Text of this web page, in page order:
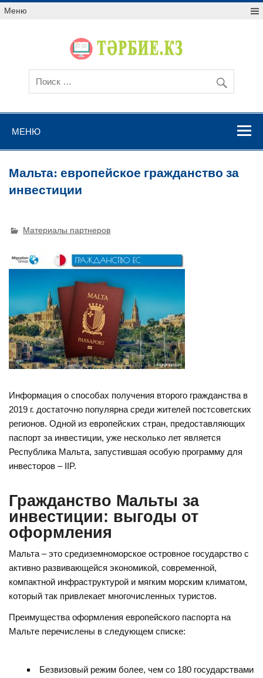
Меню
МЕНЮ
Мальта: европейское гражданство за
инвестиции
Материалы партнеров
Информация о способах получения второго гражданства в
2019 г. достаточно популярна среди жителей постсоветских
регионов. Одной из европейских стран, предоставляющих
паспорт за инвестиции, уже несколько лет является
Республика Мальта, запустившая особую программу для
инвесторов – IIP.
Гражданство Мальты за
инвестиции: выгоды от
оформления
Мальта – это средиземноморское островное государство с
активно развивающейся экономикой, современной,
компактной инфраструктурой и мягким морским климатом,
который так привлекает многочисленных туристов.
Преимущества оформления европейского паспорта на
Мальте перечислены в следующем списке:
Безвизовый режим более, чем со 180 государствами